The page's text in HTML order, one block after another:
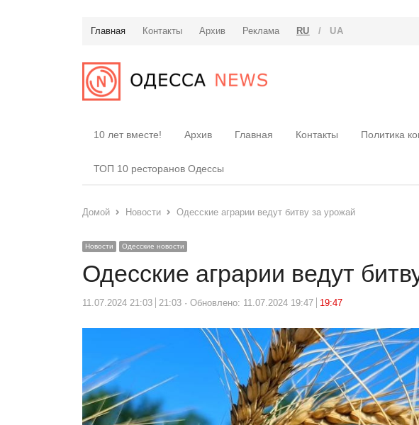
Главная Контакты Архив Реклама RU / UA
10 лет вместе! Архив Главная Контакты Политика
ТОП 10 ресторанов Одессы
Домой Новости Одесские аграрии ведут битву за урожай
Новости Одесские новости
Одесские аграрии ведут
11.07.2024 21:03 21:03 Обновлено: 11.07.2024 19:47 19:47